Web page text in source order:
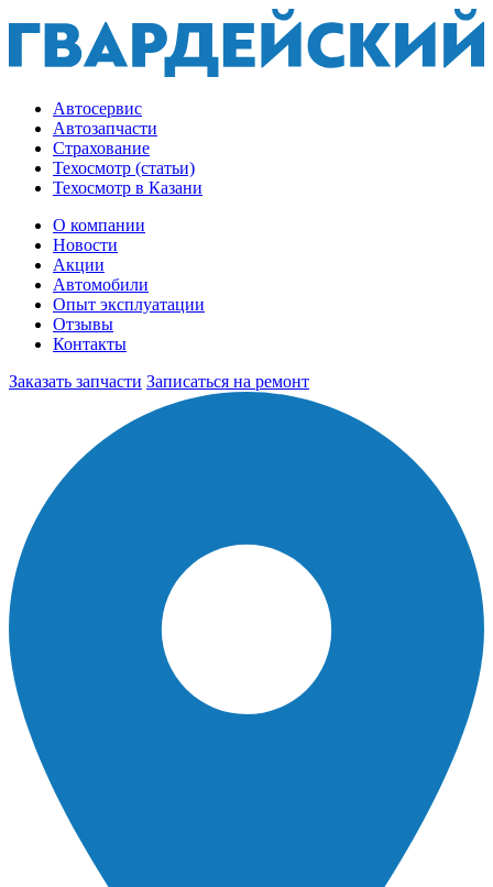
Автосервис
Автозапчасти
Страхование
Техосмотр (статьи)
Техосмотр в Казани
О компании
Новости
Акции
Автомобили
Опыт эксплуатации
Отзывы
Контакты
Заказать запчасти Записаться на ремонт